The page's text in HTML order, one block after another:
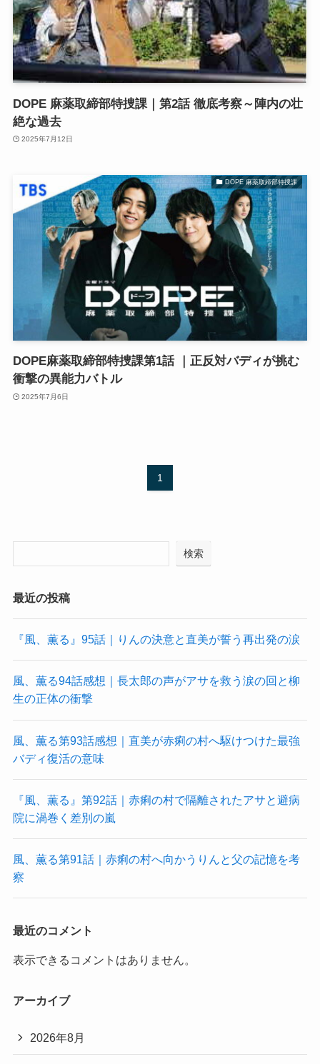
DOPE 麻薬取締部特捜課｜第2話 徹底考察～陣内の壮
絶な過去
2025年7月12日
DOPE 麻薬取締部特捜課
DOPE麻薬取締部特捜課第1話 ｜正反対バディが挑む
衝撃の異能力バトル
2025年7月6日
1
検索
最近の投稿
『風、薫る』95話｜りんの決意と直美が誓う再出発の涙
風、薫る94話感想｜長太郎の声がアサを救う涙の回と柳
生の正体の衝撃
風、薫る第93話感想｜直美が赤痢の村へ駆けつけた最強
バディ復活の意味
『風、薫る』第92話｜赤痢の村で隔離されたアサと避病
院に渦巻く差別の嵐
風、薫る第91話｜赤痢の村へ向かうりんと父の記憶を考
察
最近のコメント
表示できるコメントはありません。
アーカイブ
2026年8月